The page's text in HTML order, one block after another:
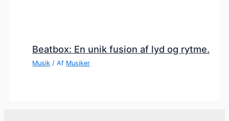
Beatbox: En unik fusion af lyd og rytme.
Musik / Af Musiker